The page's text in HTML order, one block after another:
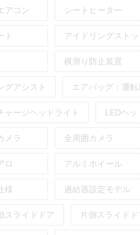
アコン シートヒーター
ト アイドリングストッ
横滑り防止装置
グアシスト エアバッグ： 運転
ャージヘッドライト LEDヘッ
メラ 全周囲カメラ
ロ アルミホイール
様 過給器設定モデル
スライドドア 片側スライドド